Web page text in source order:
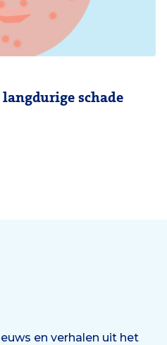
schade
en verhalen uit het